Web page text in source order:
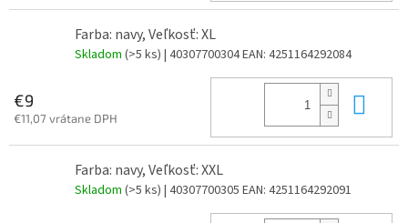
Farba: navy, Veľkosť: XL
Skladom (>5 ks) | 40307700304EAN: 4251164292084
€9
€11,07 vrátane DPH
Farba: navy, Veľkosť: XXL
Skladom (>5 ks) | 40307700305 EAN: 4251164292091